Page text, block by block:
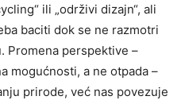
ili „održivi dizajn“, ali
baciti dok se ne razmotri
Promena perspektive –
mogućnosti, a ne otpada –
prirode, već nas povezuje